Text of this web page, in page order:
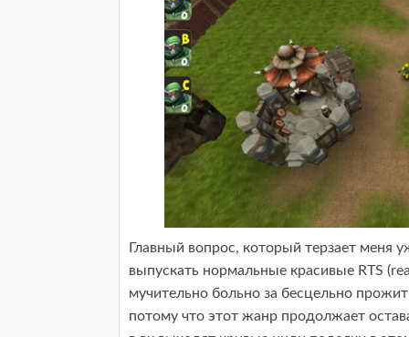
Главный вопрос, который терзает меня
выпускать нормальные красивые RTS
мучительно больно за бесцельно
потому что этот жанр продолжает